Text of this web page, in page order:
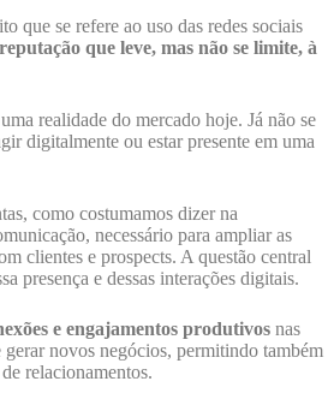
que se refere ao uso das redes sociais
que leve, mas não se limite, à
realidade do mercado hoje. Já não se
digitalmente ou estar presente em uma
como costumamos dizer na
necessário para ampliar as
clientes e prospects. A questão central
presença e dessas interações digitais.
e engajamentos produtivos nas
gerar novos negócios, permitindo também
relacionamentos.